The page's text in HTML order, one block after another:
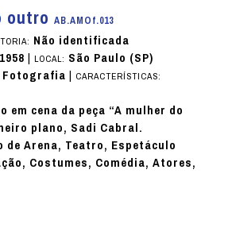
outro AB.AMOf.013
Não identificada
1958| LOCAL: São Paulo (SP)
Fotografia| CARACTERÍSTICAS:
em cena da peça “A mulher do
plano, Sadi Cabral.
de Arena, Teatro, Espetáculo
Costumes, Comédia, Atores,